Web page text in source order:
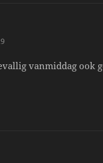
vanmiddag ook